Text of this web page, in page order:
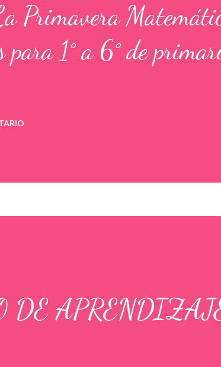
Primavera
para 1° a 6° de
DE